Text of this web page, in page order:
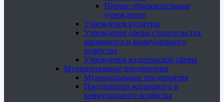
Прочие образовательные
учреждения
Учреждения культуры
Учреждения сферы строительства,
жилищного и коммунального
хозяйства
Учреждения издательской сферы
Муниципальные предприятия
Муниципальные предприятия
Предприятия жилищного и
коммунального хозяйства